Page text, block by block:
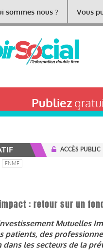
sommes nous ? Vous
Publiez
ACCÈS PUBLIC
FNMF
: retour sur un
Mutuelles
patients, des
dans les secteurs de la